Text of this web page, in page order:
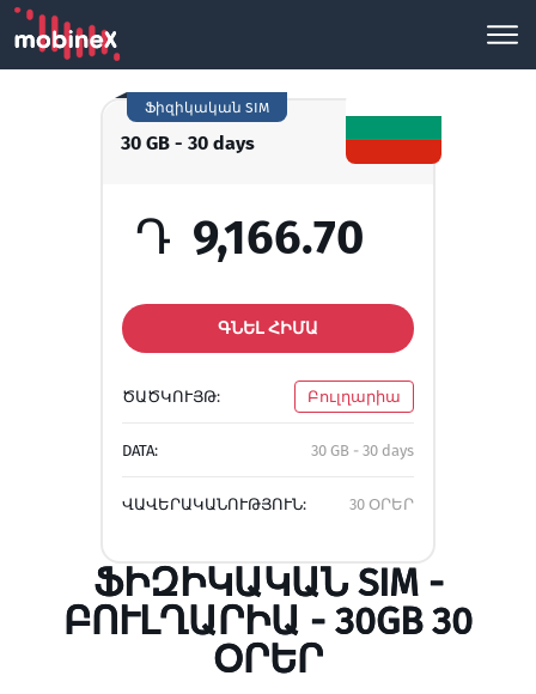
30 GB - 30 days
Ֆիզիկական SIM
Դ 9,166.70
ԳՆԵԼ ՀԻՄԱ
ԾԱԾԿՈՒՅԹ: Բուլղարիա
DATA: 30 GB - 30 days
ՎԱՎԵՐԱԿԱՆՈՒԹՅՈՒՆ: 30 ՕՐԵՐ
ՖԻԶԻԿԱԿԱՆ SIM -
ԲՈՒԼՂԱՐԻԱ - 30GB 30
ՕՐԵՐ